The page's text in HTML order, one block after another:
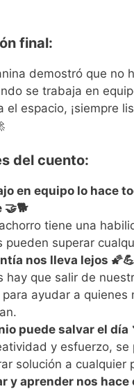
final:
demostró que no
se trabaja en
el espacio, ¡siempre
del cuento:
en equipo lo hace
🤝🐕
tiene una
pueden superar
nos lleva lejos 🌠💪
hay que salir de
ayudar a quienes
puede salvar el día
y esfuerzo, se
solución a cualquier
y aprender nos hace